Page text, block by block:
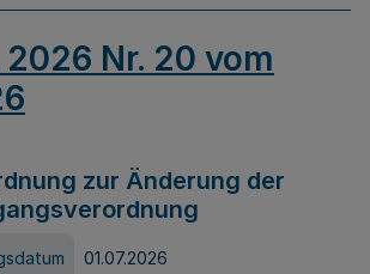
2026 Nr. 20 vom
zur Änderung der
01.07.2026